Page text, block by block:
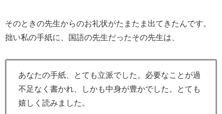
そのときの先生からのお礼状がたまたま出てきたんです。
拙い私の手紙に、国語の先生だったその先生は、
あなたの手紙、とても立派でした。必要なことが過
不足なく書かれ、しかも中身が豊かでした。とても
嬉しく読みました。